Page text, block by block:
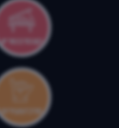
קונסרבטוריון
מרכז צעירים